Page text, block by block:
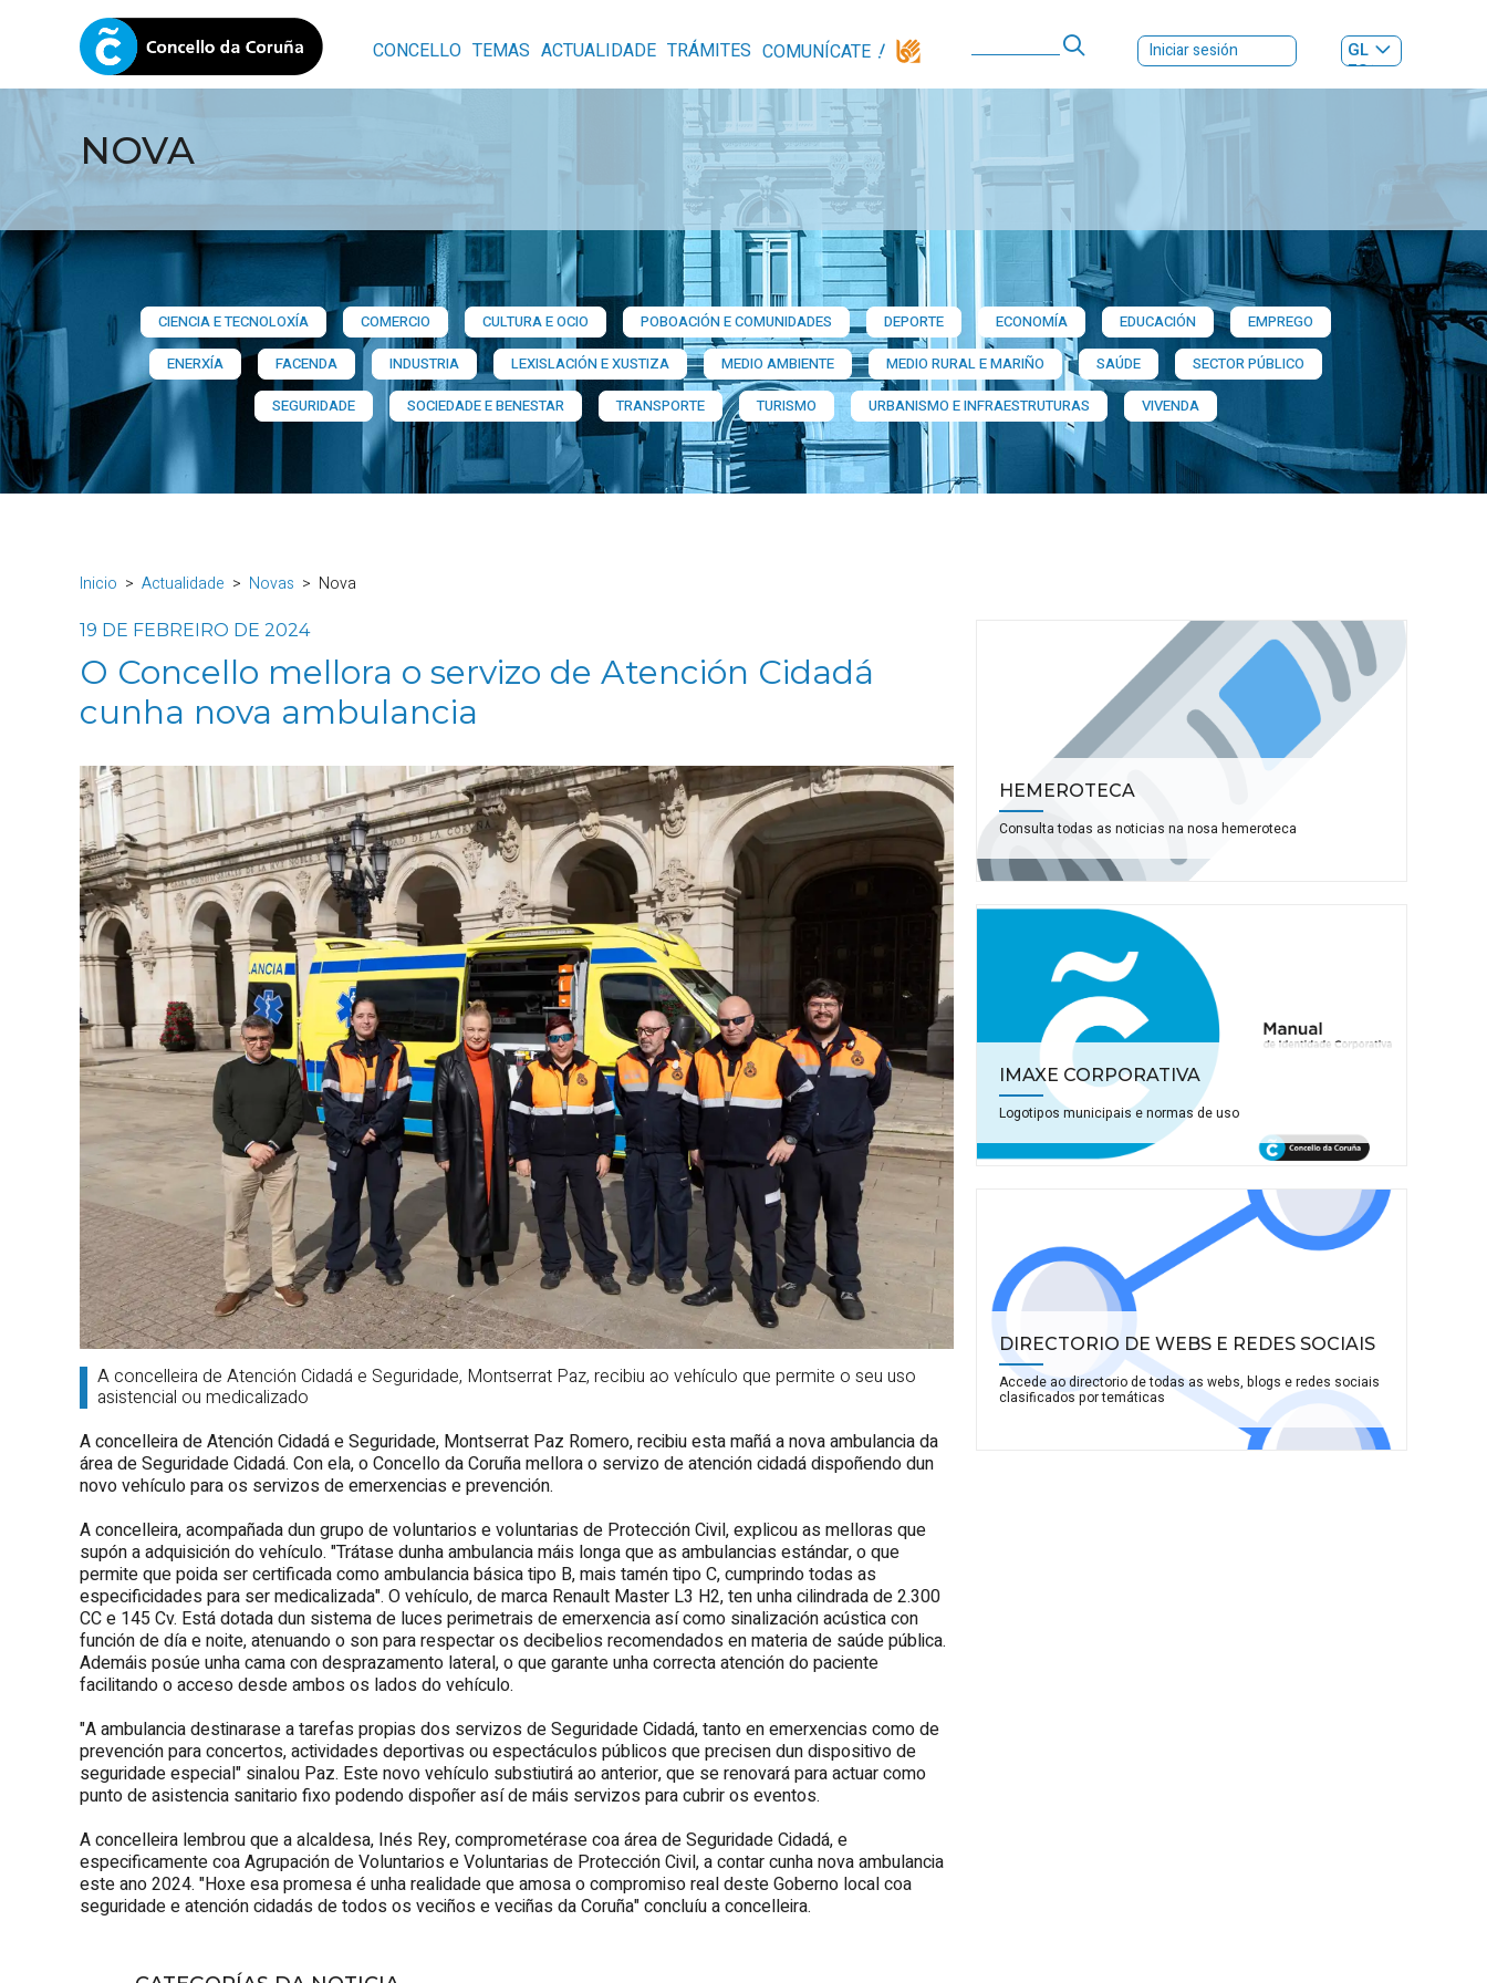
CONCELLO TEMAS ACTUALIDADE TRÁMITES COMUNÍCATE Iniciar sesión
GL
ES|
NOVA
CIENCIA E TECNOLOXÍA COMERCIO CULTURA E OCIO POBOACIÓN E COMUNIDADES DEPORTE ECONOMÍA EDUCACIÓN
EMPREGO
ENERXÍA
FACENDA INDUSTRIA LEXISLACIÓN E XUSTIZA MEDIO AMBIENTE MEDIO RURAL E MARIÑO SAÚDE
SECTOR PÚBLICO
SEGURIDADE
SOCIEDADE E BENESTAR TRANSPORTE TURISMO URBANISMO E INFRAESTRUTURAS VIVENDA
Inicio Actualidade Novas Nova
19 DE FEBREIRO DE 2024
O Concello mellora o servizo de Atención Cidadá
cunha nova ambulancia
A concelleira de Atención Cidadá e Seguridade, Montserrat Paz, recibiu ao vehículo que permite o seu uso
asistencial ou medicalizado
A concelleira de Atención Cidadá e Seguridade, Montserrat Paz Romero, recibiu esta mañá a nova ambulancia da
área de Seguridade Cidadá. Con ela, o Concello da Coruña mellora o servizo de atención cidadá dispoñendo dun
novo vehículo para os servizos de emerxencias e prevención.
A concelleira, acompañada dun grupo de voluntarios e voluntarias de Protección Civil, explicou as melloras que
supón a adquisición do vehículo. "Trátase dunha ambulancia máis longa que as ambulancias estándar, o que
permite que poida ser certificada como ambulancia básica tipo B, mais tamén tipo C, cumprindo todas as
especificidades para ser medicalizada". O vehículo, de marca Renault Master L3 H2, ten unha cilindrada de 2.300
CC e 145 Cv. Está dotada dun sistema de luces perimetrais de emerxencia así como sinalización acústica con
función de día e noite, atenuando o son para respectar os decibelios recomendados en materia de saúde pública.
Ademáis posúe unha cama con desprazamento lateral, o que garante unha correcta atención do paciente
facilitando o acceso desde ambos os lados do vehículo.
"A ambulancia destinarase a tarefas propias dos servizos de Seguridade Cidadá, tanto en emerxencias como de
prevención para concertos, actividades deportivas ou espectáculos públicos que precisen dun dispositivo de
seguridade especial" sinalou Paz. Este novo vehículo substiutirá ao anterior, que se renovará para actuar como
punto de asistencia sanitario fixo podendo dispoñer así de máis servizos para cubrir os eventos.
A concelleira lembrou que a alcaldesa, Inés Rey, comprometérase coa área de Seguridade Cidadá, e
especificamente coa Agrupación de Voluntarios e Voluntarias de Protección Civil, a contar cunha nova ambulancia
este ano 2024. "Hoxe esa promesa é unha realidade que amosa o compromiso real deste Goberno local coa
seguridade e atención cidadás de todos os veciños e veciñas da Coruña" concluíu a concelleira.
HEMEROTECA
Consulta todas as noticias na nosa hemeroteca
IMAXE CORPORATIVA
Logotipos municipais e normas de uso
DIRECTORIO DE WEBS E REDES SOCIAIS
Accede ao directorio de todas as webs, blogs e redes sociais
clasificados por temáticas